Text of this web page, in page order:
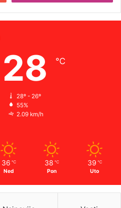
28 ℃
28º - 26º
55%
2.09 km/h
36 ℃
Ned
38 ℃
Pon
39 ℃
Uto